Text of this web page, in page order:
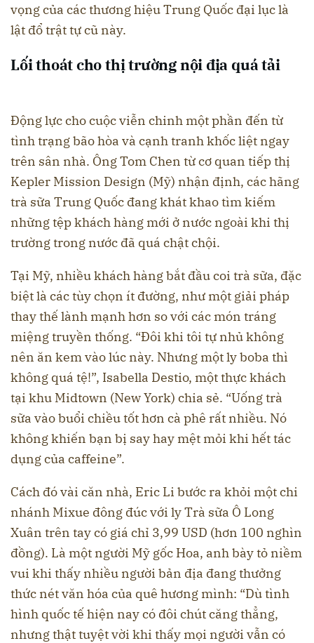
vọng của các thương hiệu Trung Quốc đại lục là
lật đổ trật tự cũ này.
Lối thoát cho thị trường nội địa quá tải
Động lực cho cuộc viễn chinh một phần đến từ
tình trạng bão hòa và cạnh tranh khốc liệt ngay
trên sân nhà. Ông Tom Chen từ cơ quan tiếp thị
Kepler Mission Design (Mỹ) nhận định, các hãng
trà sữa Trung Quốc đang khát khao tìm kiếm
những tệp khách hàng mới ở nước ngoài khi thị
trường trong nước đã quá chật chội.
Tại Mỹ, nhiều khách hàng bắt đầu coi trà sữa, đặc
biệt là các tùy chọn ít đường, như một giải pháp
thay thế lành mạnh hơn so với các món tráng
miệng truyền thống. “Đôi khi tôi tự nhủ không
nên ăn kem vào lúc này. Nhưng một ly boba thì
không quá tệ!”, Isabella Destio, một thực khách
tại khu Midtown (New York) chia sẻ. “Uống trà
sữa vào buổi chiều tốt hơn cà phê rất nhiều. Nó
không khiến bạn bị say hay mệt mỏi khi hết tác
dụng của caffeine”.
Cách đó vài căn nhà, Eric Li bước ra khỏi một chi
nhánh Mixue đông đúc với ly Trà sữa Ô Long
Xuân trên tay có giá chỉ 3,99 USD (hơn 100 nghìn
đồng). Là một người Mỹ gốc Hoa, anh bày tỏ niềm
vui khi thấy nhiều người bản địa đang thưởng
thức nét văn hóa của quê hương mình: “Dù tình
hình quốc tế hiện nay có đôi chút căng thẳng,
nhưng thật tuyệt vời khi thấy mọi người vẫn có